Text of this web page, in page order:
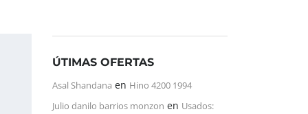
ÚTIMAS OFERTAS
Asal Shandana en Hino 4200 1994
Julio danilo barrios monzon en Usados: